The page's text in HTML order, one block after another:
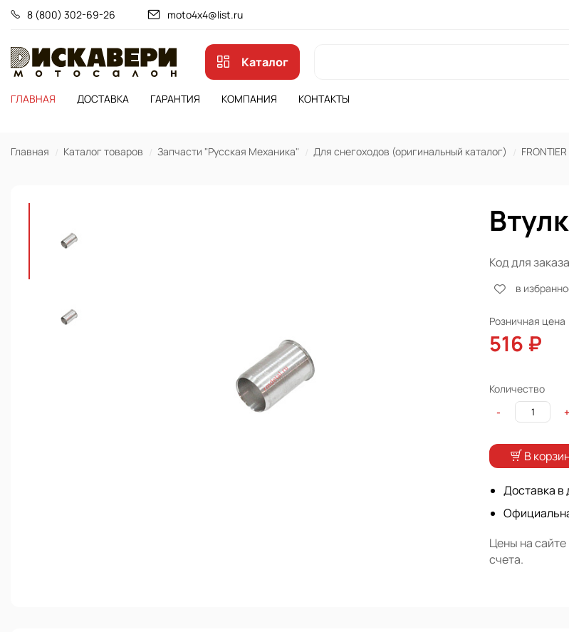
8 (800) 302-69-26 moto4x4@list.ru
Каталог
ГЛАВНАЯ
ДОСТАВКА ГАРАНТИЯ КОМПАНИЯ КОНТАКТЫ
Главная Каталог товаров Запчасти "Русская Механика" Для снегоходов (оригинальный каталог)
Код для
в
Розничная цена
516 ₽
Количество
-
+
В
Доставка в
Цены на
счета.